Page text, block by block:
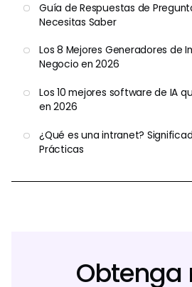
Guía de Respuestas de
Necesitas Saber
Los 8 Mejores Generadores de
Negocio en 2026
Los 10 mejores software de IA
en 2026
¿Qué es una intranet?
Prácticas
Obtenga